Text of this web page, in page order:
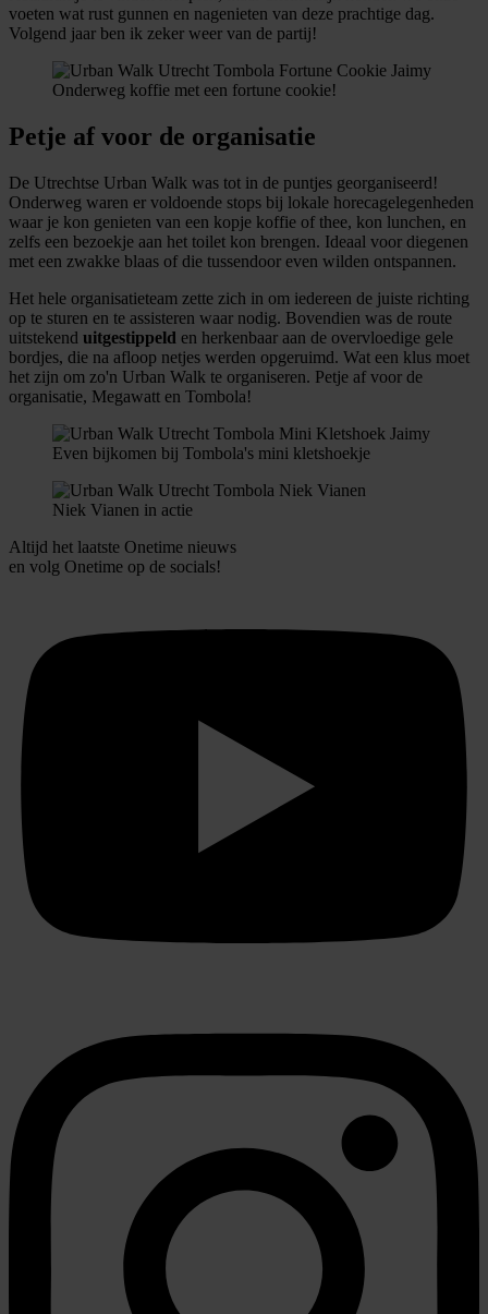
verzameld op basis van uw gebruik van hun services.
voeten wat rust gunnen en nagenieten van deze prachtige dag.
Volgend jaar ben ik zeker weer van de partij!
Onderweg koffie met een fortune cookie!
Petje af voor de organisatie
De Utrechtse Urban Walk was tot in de puntjes georganiseerd!
Onderweg waren er voldoende stops bij lokale horecagelegenheden
waar je kon genieten van een kopje koffie of thee, kon lunchen, en
zelfs een bezoekje aan het toilet kon brengen. Ideaal voor diegenen
met een zwakke blaas of die tussendoor even wilden ontspannen.
Het hele organisatieteam zette zich in om iedereen de juiste richting
op te sturen en te assisteren waar nodig. Bovendien was de route
uitstekend uitgestippeld en herkenbaar aan de overvloedige gele
bordjes, die na afloop netjes werden opgeruimd. Wat een klus moet
het zijn om zo'n Urban Walk te organiseren. Petje af voor de
organisatie, Megawatt en Tombola!
Even bijkomen bij Tombola's mini kletshoekje
Niek Vianen in actie
Altijd het laatste Onetime nieuws
en volg Onetime op de socials!